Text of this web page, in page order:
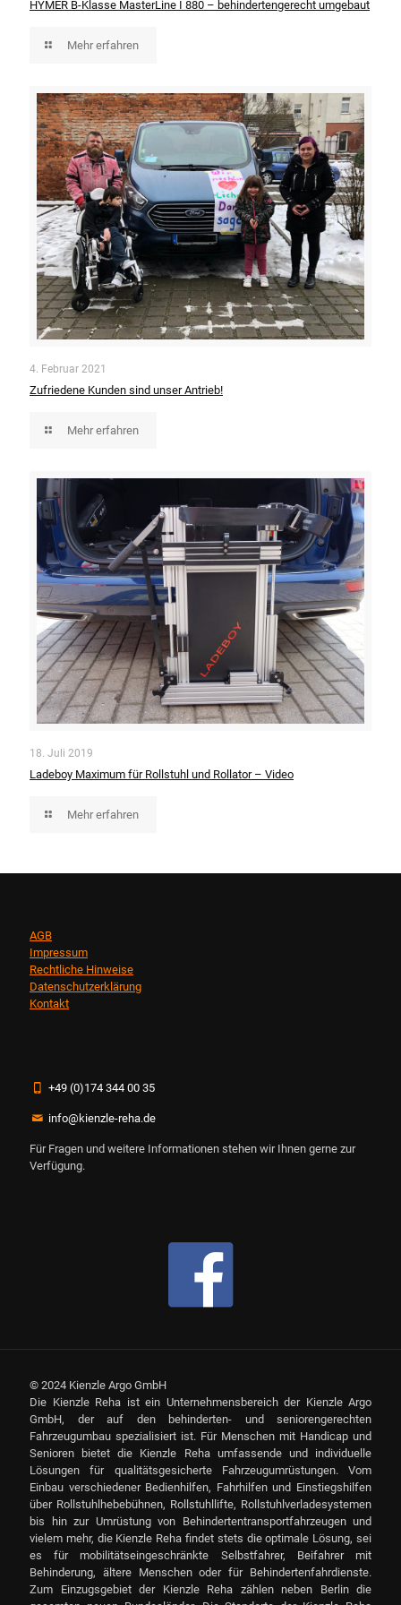
HYMER B-Klasse MasterLine I 880 – behindertengerecht umgebaut
Mehr erfahren
4. Februar 2021
Zufriedene Kunden sind unser Antrieb!
Mehr erfahren
18. Juli 2019
Ladeboy Maximum für Rollstuhl und Rollator – Video
Mehr erfahren
AGB
Impressum
Rechtliche Hinweise
Datenschutzerklärung
Kontakt
+49 (0)174 344 00 35
info@kienzle-reha.de
Für Fragen und weitere Informationen stehen wir Ihnen gerne zur
Verfügung.
© 2024 Kienzle Argo GmbH
Die Kienzle Reha ist ein Unternehmensbereich der Kienzle Argo
GmbH, der auf den behinderten- und seniorengerechten
Fahrzeugumbau spezialisiert ist. Für Menschen mit Handicap und
Senioren bietet die Kienzle Reha umfassende und individuelle
Lösungen für qualitätsgesicherte Fahrzeugumrüstungen. Vom
Einbau verschiedener Bedienhilfen, Fahrhilfen und Einstiegshilfen
über Rollstuhlhebebühnen, Rollstuhllifte, Rollstuhlverladesystemen
bis hin zur Umrüstung von Behindertentransportfahrzeugen und
vielem mehr, die Kienzle Reha findet stets die optimale Lösung, sei
es für mobilitätseingeschränkte Selbstfahrer, Beifahrer mit
Behinderung, ältere Menschen oder für Behindertenfahrdienste.
Zum Einzugsgebiet der Kienzle Reha zählen neben Berlin die